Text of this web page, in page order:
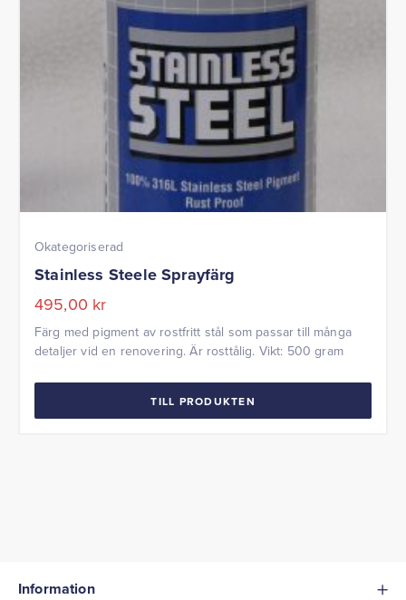
Okategoriserad
Stainless Steele Sprayfärg
495,00 kr
Färg med pigment av rostfritt stål som passar till många
detaljer vid en renovering. Är rosttålig. Vikt: 500 gram
TILL PRODUKTEN
Information